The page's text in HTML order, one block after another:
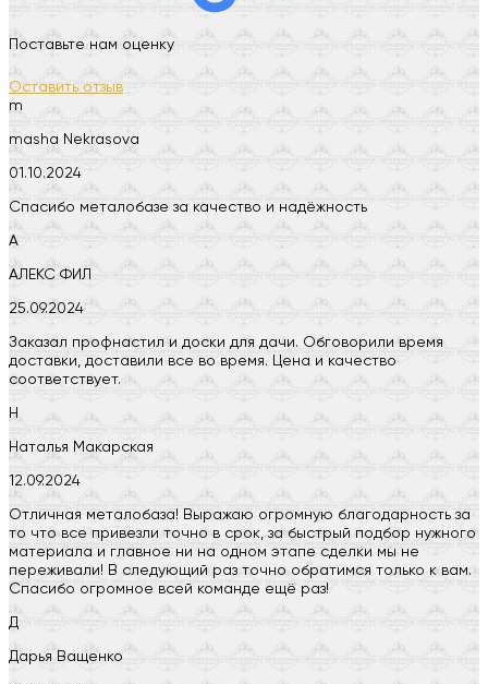
Поставьте нам оценку
Оставить отзыв
m
masha Nekrasova
01.10.2024
Спасибо металобазе за качество и надёжность
А
АЛЕКС ФИЛ
25.09.2024
Заказал профнастил и доски для дачи. Обговорили время
доставки, доставили все во время. Цена и качество
соответствует.
Н
Наталья Макарская
12.09.2024
Отличная металобаза! Выражаю огромную благодарность за
то что все привезли точно в срок, за быстрый подбор нужного
материала и главное ни на одном этапе сделки мы не
переживали! В следующий раз точно обратимся только к вам.
Спасибо огромное всей команде ещё раз!
Д
Дарья Ващенко